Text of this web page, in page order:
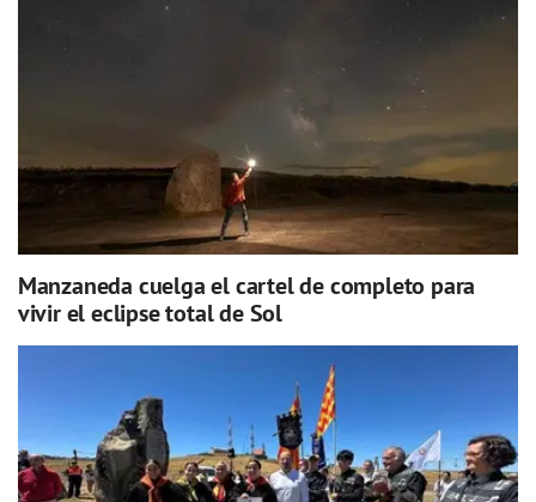
Manzaneda cuelga el cartel de completo para
vivir el eclipse total de Sol